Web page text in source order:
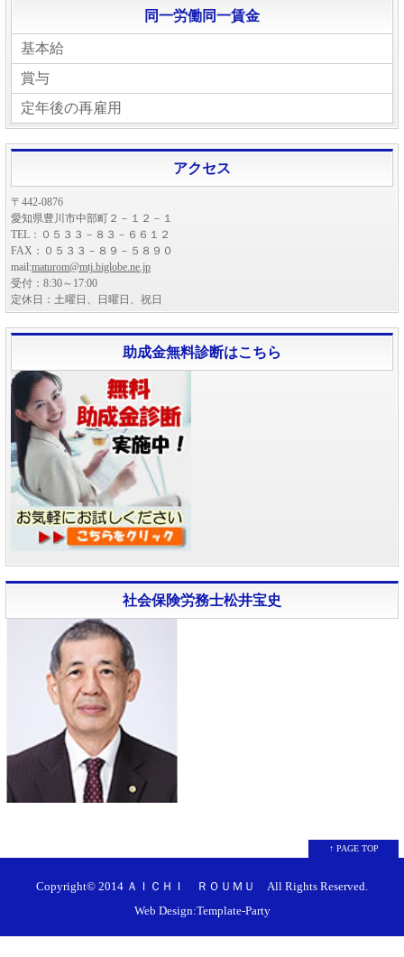
同一労働同一賃金
基本給
賞与
定年後の再雇用
アクセス
〒442-0876
愛知県豊川市中部町２－１２－１
TEL：０５３３－８３－６６１２
FAX：０５３３－８９－５８９０
mail:maturom@mtj.biglobe.ne.jp
受付：8:30～17:00
定休日：土曜日、日曜日、祝日
助成金無料診断はこちら
社会保険労務士松井宝史
↑ PAGE TOP
Copyright© 2014 ＡＩＣＨＩ ＲＯＵＭＵ All Rights Reserved.
Web Design:Template-Party